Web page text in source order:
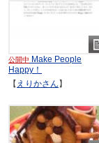
公開中 Make People
Happy！
【 えりかさん 】